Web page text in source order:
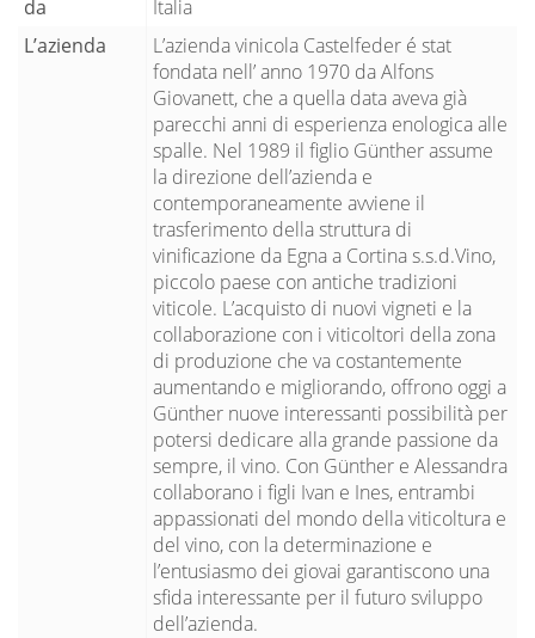
da
Italia
L’azienda
L’azienda vinicola Castelfeder é stat
fondata nell’ anno 1970 da Alfons
Giovanett, che a quella data aveva già
parecchi anni di esperienza enologica alle
spalle. Nel 1989 il figlio Günther assume
la direzione dell’azienda e
contemporaneamente avviene il
trasferimento della struttura di
vinificazione da Egna a Cortina s.s.d.Vino,
piccolo paese con antiche tradizioni
viticole. L’acquisto di nuovi vigneti e la
collaborazione con i viticoltori della zona
di produzione che va costantemente
aumentando e migliorando, offrono oggi a
Günther nuove interessanti possibilità per
potersi dedicare alla grande passione da
sempre, il vino. Con Günther e Alessandra
collaborano i figli Ivan e Ines, entrambi
appassionati del mondo della viticoltura e
del vino, con la determinazione e
l’entusiasmo dei giovai garantiscono una
sfida interessante per il futuro sviluppo
dell’azienda.